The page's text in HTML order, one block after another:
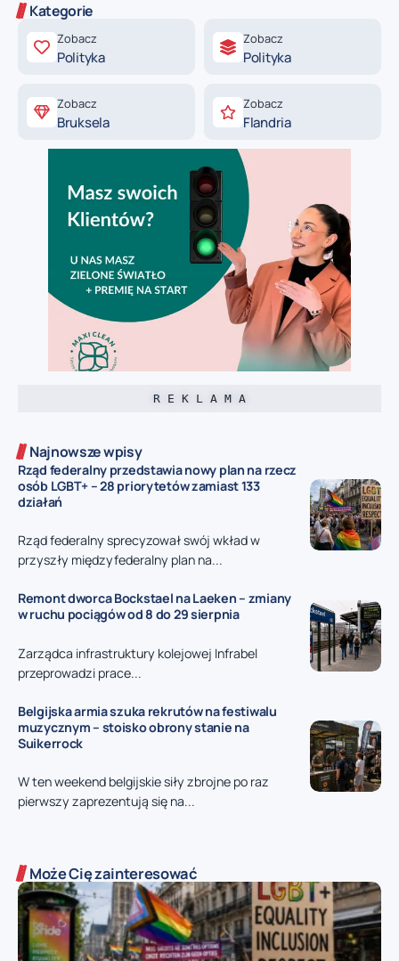
Kategorie
Zobacz
Polityka
Zobacz
Polityka
Zobacz
Bruksela
Zobacz
Flandria
R E K L A M A
Najnowsze wpisy
Rząd federalny przedstawia nowy plan na rzecz
osób LGBT+ – 28 priorytetów zamiast 133
działań
Rząd federalny sprecyzował swój wkład w
przyszły międzyfederalny plan na...
Remont dworca Bockstael na Laeken – zmiany
w ruchu pociągów od 8 do 29 sierpnia
Zarządca infrastruktury kolejowej Infrabel
przeprowadzi prace...
Belgijska armia szuka rekrutów na festiwalu
muzycznym – stoisko obrony stanie na
Suikerrock
W ten weekend belgijskie siły zbrojne po raz
pierwszy zaprezentują się na...
Może Cię zainteresować